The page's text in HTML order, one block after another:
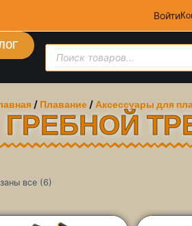
Войти
/ Плавание/Аксессуары для
ГРЕБНОЙ
все (6)